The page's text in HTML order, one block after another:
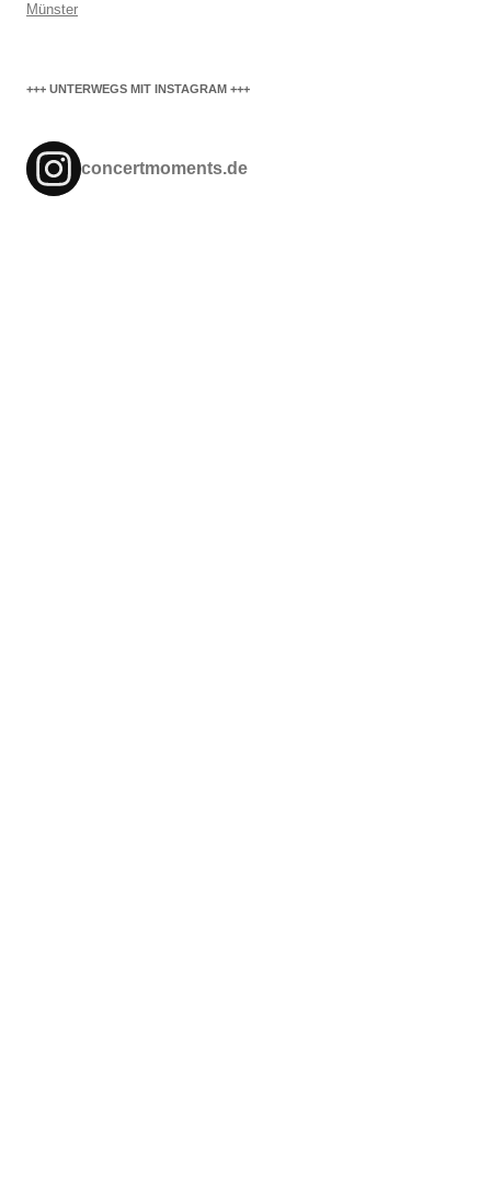
Münster
+++ UNTERWEGS MIT INSTAGRAM +++
concertmoments.de